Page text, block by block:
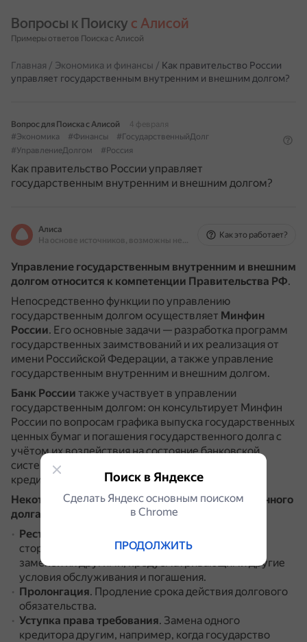
Вопросы к Поиску с Алисой
Примеры ответов Поиска с Алисой
Главная / Экономика и финансы / Как правительство России
управляет государственным внутренним и внешним долгом?
Вопрос для Поиска с Алисой
4 февраля
#Экономика
#Финансы
#ГосударственныйДолг
#УправлениеДолгом
#Россия
Как правительство России управляет
государственным внутренним и внешним долгом?
Алиса
На основе источников, возможны неточности
Как это работает?
Управление государственным внутренним и внешним
долгом относится к компетенции Правительства РФ.
Непосредственно функции по управлению
государственным долгом осуществляет Минфин
России. Его основные задачи — разработка программ
государственных заимствований и их реализация от
имени Российской Федерации, а также управление
государственным внутренним и внешним долгом.
Банк России также участвует в управлении
государственным долгом: он консультирует Минфин
России по вопросам графика выпуска государственных
ценных бумаг и погашения государственного долга с
учётом их воздействия на состояние банковской
системы России и приоритетов единой денежно-
кредитной политики.
Некоторые методы регулирования государственного
долга
Реструктуризация
сторон прекращение долговых обязательств с
заменой их другими, предусматривающими другие
условия обслуживания и погашения.
Пролонгация. Продление срока действия долгового
обязательства.
Уступка права требования. Замена одного
кредитора другим, например, когда государство
Поиск в Яндексе
Сделать Яндекс основным поиском
в Сhrome
ПРОДОЛЖИТЬ